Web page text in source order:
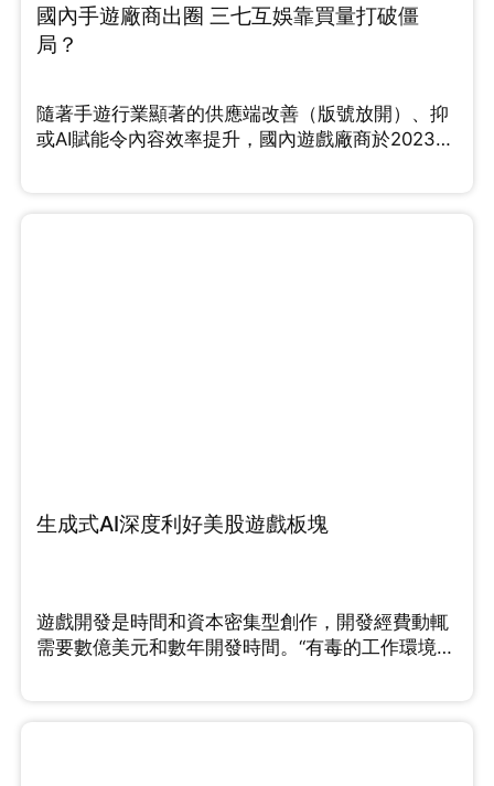
國內手遊廠商出圈 三七互娛靠買量打破僵
局？
隨著手遊行業顯著的供應端改善（版號放開）、抑
或AI賦能令內容效率提升，國內遊戲廠商於2023年
生成式AI深度利好美股遊戲板塊
遊戲開發是時間和資本密集型創作，開發經費動輒
需要數億美元和數年開發時間。“有毒的工作環境